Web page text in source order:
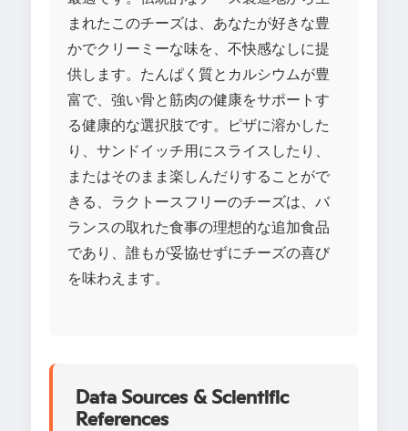
まれたこのチーズは、あなたが好きな豊
かでクリーミーな味を、不快感なしに提
供します。たんぱく質とカルシウムが豊
富で、強い骨と筋肉の健康をサポートす
る健康的な選択肢です。ピザに溶かした
り、サンドイッチ用にスライスしたり、
またはそのまま楽しんだりすることがで
きる、ラクトースフリーのチーズは、バ
ランスの取れた食事の理想的な追加食品
であり、誰もが妥協せずにチーズの喜び
を味わえます。
Data Sources & Scientific
References